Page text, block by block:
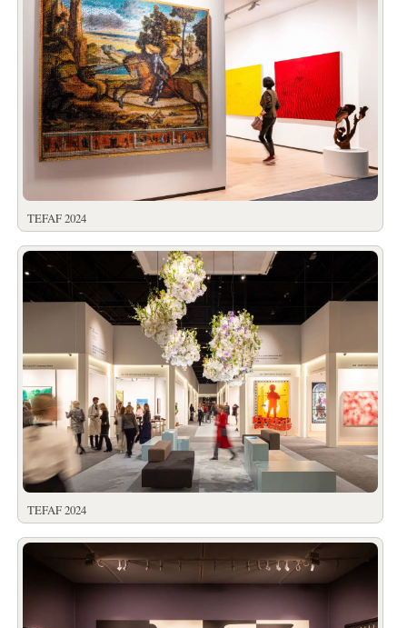
TEFAF 2024
TEFAF 2024